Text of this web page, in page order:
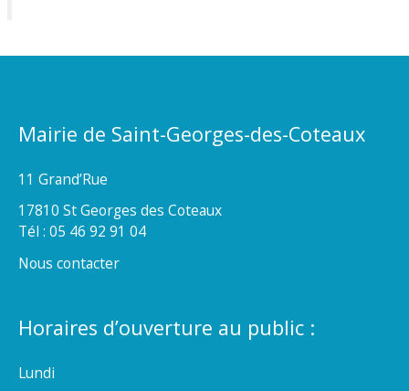
Mairie de Saint-Georges-des-Coteaux
11 Grand’Rue
17810 St Georges des Coteaux
Tél : 05 46 92 91 04
Nous contacter
Horaires d’ouverture au public :
Lundi